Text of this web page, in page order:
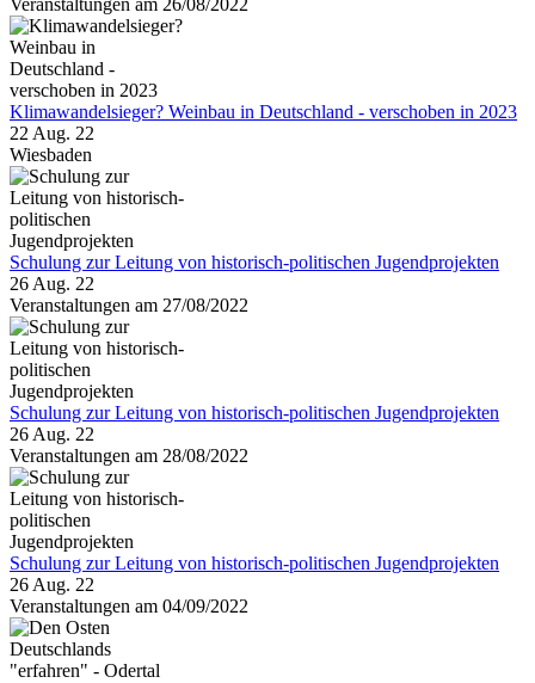
Veranstaltungen am 26/08/2022
Klimawandelsieger? Weinbau in Deutschland - verschoben in 2023
22 Aug. 22
Wiesbaden
Schulung zur Leitung von historisch-politischen Jugendprojekten
26 Aug. 22
Veranstaltungen am 27/08/2022
Schulung zur Leitung von historisch-politischen Jugendprojekten
26 Aug. 22
Veranstaltungen am 28/08/2022
Schulung zur Leitung von historisch-politischen Jugendprojekten
26 Aug. 22
Veranstaltungen am 04/09/2022